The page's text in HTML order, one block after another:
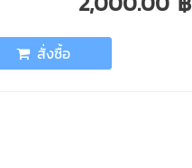
สั่งซื้อ